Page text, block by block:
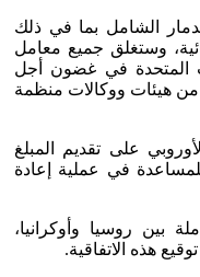
الشامل بما في ذلك
وستغلق جميع معامل
المتحدة في غضون أجل
من هيئات ووكالات منظمة
على تقديم المبلغ
في عملية إعادة
بين روسيا وأوكرانيا،
هذه الاتفاقية.